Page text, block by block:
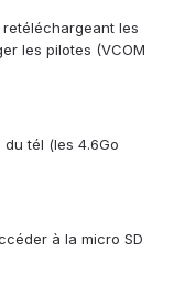
les
les pilotes (VCOM
tél (les 4.6Go
à la micro SD